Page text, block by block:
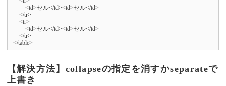
        <td>セル</td><td>セル</td>
    </tr>
    <tr>
        <td>セル</td><td>セル</td>
    </tr>
</table>
【解決方法】collapseの指定を消すかseparateで
上書き